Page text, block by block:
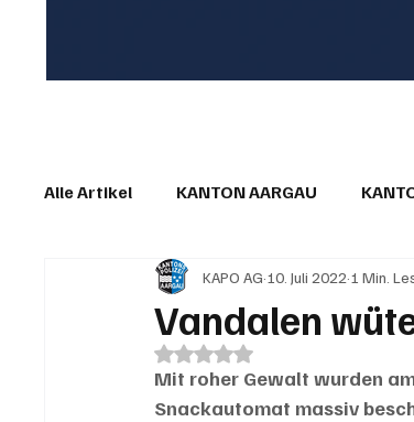
Alle Artikel KANTON AARGAU
IN EIGENER SACHE KOMMENTARE
Vandalen
KAPO AG 10. Juli 2022 1 Min.
Mit NaN von 5 Sternen bewertet.
Mit roher Gewalt wurden
Snackautomat massiv